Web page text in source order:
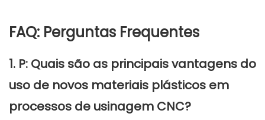
FAQ: Perguntas Frequentes
1. P: Quais são as principais vantagens do
uso de novos materiais plásticos em
processos de usinagem CNC?